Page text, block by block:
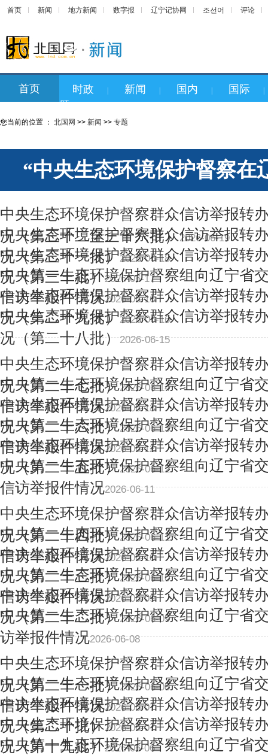
首页 新闻 地方新闻 数字报 辽宁记协网 조선어 评论
首页 时政 新闻 国内 国际
题
您当前的位置 ： 北国网 >> 新闻 >> 专题
“中央生态环境保护督察在
中央生态环境保护督察群众信访举报转
况（第三十二至三十六批）2026-06-19
中央生态环境保护督察群众信访举报转
况（第三十一批）2026-06-18
中央生态环境保护督察群众信访举报转
况（第三十批）2026-06-17
中央第一生态环境保护督察组向辽宁省
信访举报件情况2026-06-16
中央生态环境保护督察群众信访举报转
况（第二十九批）2026-06-16
中央生态环境保护督察群众信访举报转
况（第二十八批）2026-06-15
中央生态环境保护督察群众信访举报转
况（第二十七批）2026-06-14
中央第一生态环境保护督察组向辽宁省
信访举报件情况2026-06-13
中央生态环境保护督察群众信访举报转
况（第二十六批）2026-06-13
中央第一生态环境保护督察组向辽宁省
信访举报件情况2026-06-12
中央生态环境保护督察群众信访举报转
况（第二十五批）2026-06-12
中央第一生态环境保护督察组向辽宁省
信访举报件情况2026-06-11
中央生态环境保护督察群众信访举报转
况（第二十四批）2026-06-11
中央第一生态环境保护督察组向辽宁省
信访举报件情况2026-06-10
中央生态环境保护督察群众信访举报转
况（第二十三批）2026-06-10
中央第一生态环境保护督察组向辽宁省
信访举报件情况2026-06-09
中央生态环境保护督察群众信访举报转
况（第二十二批）2026-06-09
中央第一生态环境保护督察组向辽宁省
访举报件情况2026-06-08
中央生态环境保护督察群众信访举报转
况（第二十一批）2026-06-08
中央第一生态环境保护督察组向辽宁省
信访举报件情况2026-06-07
中央生态环境保护督察群众信访举报转
况（第二十批）2026-06-07
中央生态环境保护督察群众信访举报转
况（第十九批）2026-06-06
中央第一生态环境保护督察组向辽宁省